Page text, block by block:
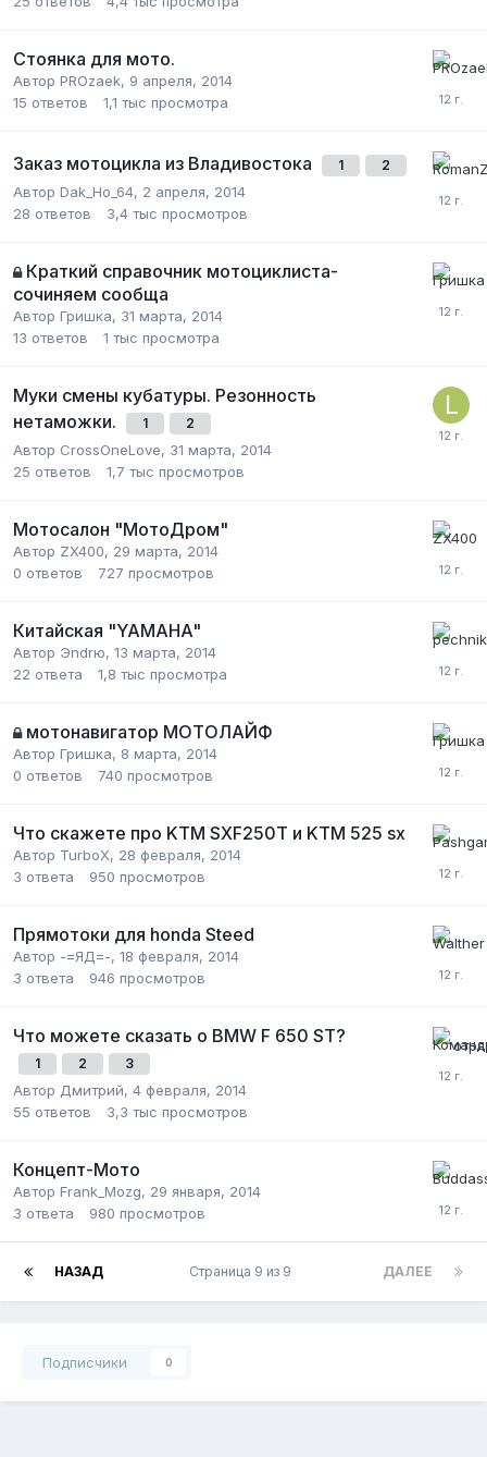
Стоянка для мото.
Автор PROzaek, 9 апреля, 2014
15 ответов 1,1 тыс просмотра
Заказ мотоцикла из Владивостока 1 2
Автор Dak_Ho_64, 2 апреля, 2014
28 ответов 3,4 тыс просмотров
Краткий справочник мотоциклиста-
сочиняем сообща
Автор Гришка, 31 марта, 2014
13 ответов 1 тыс просмотра
Муки смены кубатуры. Резонность
нетаможки.
1 2
Автор CrossOneLove, 31 марта, 2014
25 ответов 1,7 тыс просмотров
Мотосалон "МотоДром"
Автор ZX400, 29 марта, 2014
0 ответов 727 просмотров
Китайская "YAMAHA"
Автор Эndrю, 13 марта, 2014
22 ответа 1,8 тыс просмотра
мотонавигатор МОТОЛАЙФ
Автор Гришка, 8 марта, 2014
0 ответов 740 просмотров
Что скажете про KTM SXF250Т и KTM 525 sx
Автор TurboX, 28 февраля, 2014
3 ответа 950 просмотров
Прямотоки для honda Steed
Автор -=ЯД=-, 18 февраля, 2014
3 ответа 946 просмотров
Что можете сказать о BMW F 650 ST?
1 2 3
Автор Дмитрий, 4 февраля, 2014
55 ответов 3,3 тыс просмотров
Концепт-Мото
Автор Frank_Mozg, 29 января, 2014
3 ответа 980 просмотров
НАЗАД ДАЛЕЕ
Страница 9 из 9
Подписчики 0